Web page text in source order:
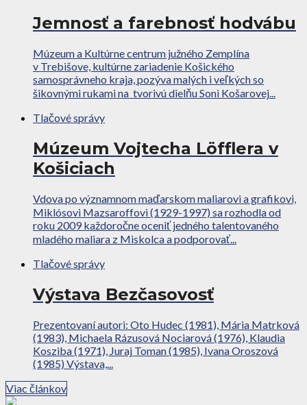
Jemnosť a farebnosť hodvábu
Múzeum a Kultúrne centrum južného Zemplína
v Trebišove, kultúrne zariadenie Košického
samosprávneho kraja, pozýva malých i veľkých so
šikovnými rukami na tvorivú dielňu Soni Košarovej...
Tlačové správy
Múzeum Vojtecha Löfflera v
Košiciach
Vdova po významnom maďarskom maliarovi a grafikovi,
Miklósovi Mazsaroffovi (1929-1997) sa rozhodla od
roku 2009 každoročne oceniť jedného talentovaného
mladého maliara z Miskolca a podporovať...
Tlačové správy
Výstava Bezčasovosť
Prezentovaní autori: Oto Hudec (1981), Mária Matrková
(1983), Michaela Rázusová Nociarová (1976), Klaudia
Kosziba (1971), Juraj Toman (1985), Ivana Oroszová
(1985) Výstava,...
Viac článkov